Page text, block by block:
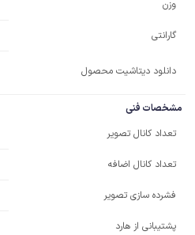
وزن
گارانتی
دانلود دیتاشیت محصول
مشخصات فنی
تعداد کانال تصویر
تعداد کانال اضافه
فشرده سازی تصویر
پشتیبانی از هارد